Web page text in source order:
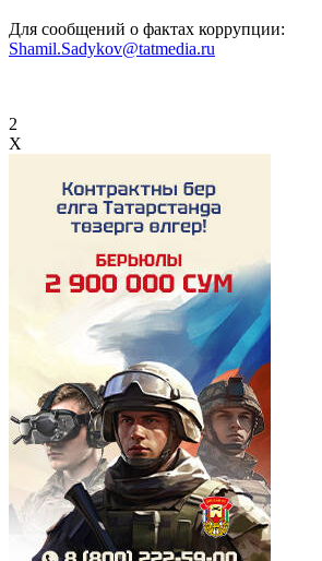
Для сообщений о фактах коррупции:
Shamil.Sadykov@tatmedia.ru
2
X